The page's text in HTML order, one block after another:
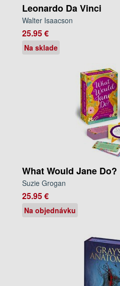
Leonardo Da Vinci
Walter Isaacson
25.95 €
Na sklade
What Would Jane Do?
Suzie Grogan
25.95 €
Na objednávku